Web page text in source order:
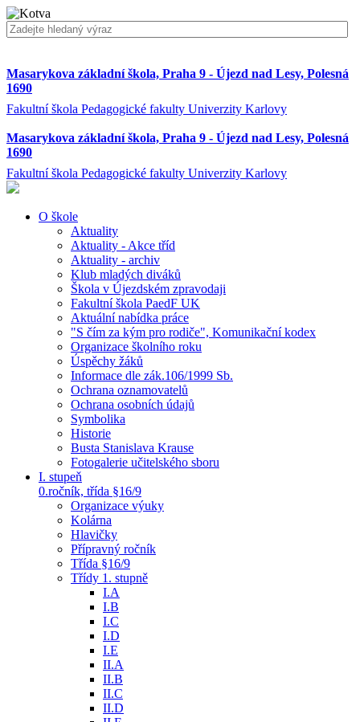
Masarykova základní škola, Praha 9 - Újezd nad Lesy, Polesná
1690
Fakultní škola Pedagogické fakulty Univerzity Karlovy
Masarykova základní škola, Praha 9 - Újezd nad Lesy, Polesná
1690
Fakultní škola Pedagogické fakulty Univerzity Karlovy
O škole
Aktuality
Aktuality - Akce tříd
Aktuality - archiv
Klub mladých diváků
Škola v Újezdském zpravodaji
Fakultní škola PaedF UK
Aktuální nabídka práce
"S čím za kým pro rodiče", Komunikační kodex
Organizace školního roku
Úspěchy žáků
Informace dle zák.106/1999 Sb.
Ochrana oznamovatelů
Ochrana osobních údajů
Symbolika
Historie
Busta Stanislava Krause
Fotogalerie učitelského sboru
I. stupeň
0.ročník, třída §16/9
Organizace výuky
Kolárna
Hlavičky
Přípravný ročník
Třída §16/9
Třídy 1. stupně
I.A
I.B
I.C
I.D
I.E
II.A
II.B
II.C
II.D